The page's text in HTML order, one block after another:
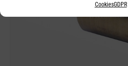
CookiesGDPR